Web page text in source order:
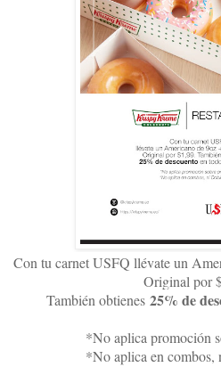
Con tu carnet USFQ llévate un
Original por
También obtienes 25% de
*No aplica promoción
*No aplica en combos,